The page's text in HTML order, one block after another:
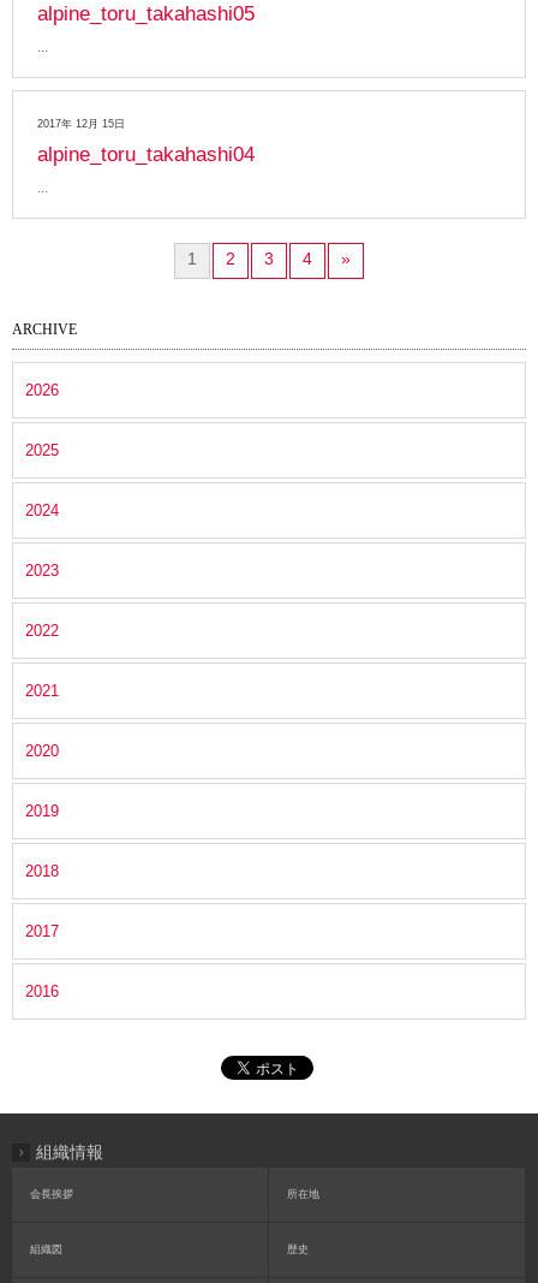
alpine_toru_takahashi05
2017年 12月 15日
alpine_toru_takahashi04
1 2 3 4 »
ARCHIVE
2026
2025
2024
2023
2022
2021
2020
2019
2018
2017
2016
組織情報
会長挨拶 所在地
組織図 歴史